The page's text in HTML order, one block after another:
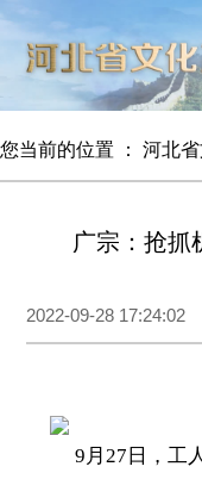
您当前的位置 ： 河北
广宗：抢抓
2022-09-28 17:24:02
9月27日，工